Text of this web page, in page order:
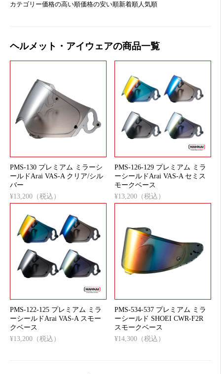
カテゴリー価格の高い順価格の安い順新着順人気順
ヘルメット・アイウェアの商品一覧
PMS-130 プレミアム ミラーシ
ールドArai VAS-A クリア/シル
バー
¥13,200（税込）
PMS-126-129 プレミアム ミラ
ーシールドArai VAS-A セミス
モークベース
¥13,200（税込）
PMS-122-125 プレミアム ミラ
ーシールドArai VAS-A スモー
クベース
¥13,200（税込）
PMS-534-537 プレミアム ミラ
ーシールド SHOEI CWR-F2R
スモークベース
¥14,300（税込）